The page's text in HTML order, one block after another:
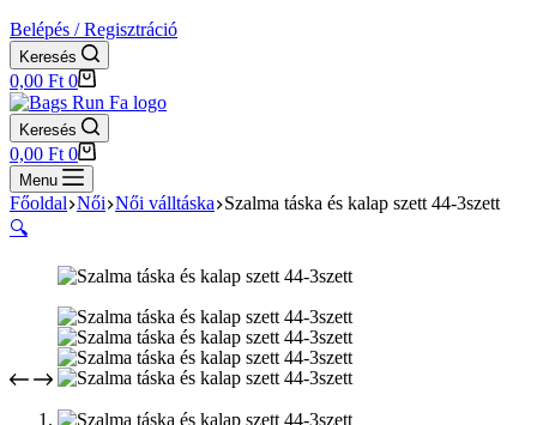
Belépés / Regisztráció
Keresés
Shopping
cart
0,00 Ft 0
Keresés
Shopping
cart
0,00 Ft 0
Menu
Főoldal Női Női válltáska Szalma táska és kalap szett 44-3szett
🔍